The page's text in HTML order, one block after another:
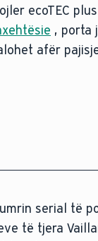
ecoTEC
, porta
afër
serial të
të tjera